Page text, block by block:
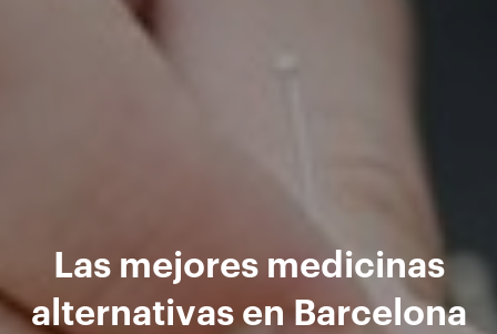
Las mejores medicinas
alternativas en Barcelona